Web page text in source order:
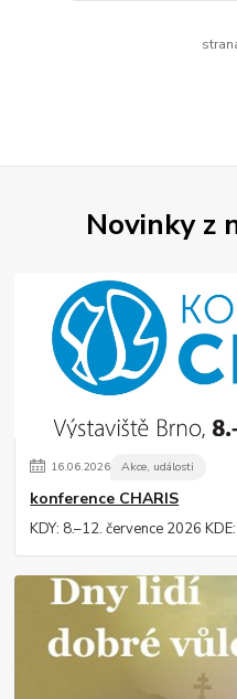
Novinky z
16.06.2026 Akce, události
konference CHARIS
KDY: 8.–12. července 2026